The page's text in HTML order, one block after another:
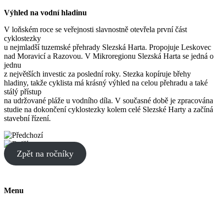
Výhled na vodní hladinu
V loňském roce se veřejnosti slavnostně otevřela první část
cyklostezky
u nejmladší tuzemské přehrady Slezská Harta. Propojuje Leskovec
nad Moravicí a Razovou. V Mikroregionu Slezská Harta se jedná o
jednu
z největších investic za poslední roky. Stezka kopíruje břehy
hladiny, takže cyklista má krásný výhled na celou přehradu a také
stálý přístup
na udržované pláže u vodního díla. V současné době je zpracována
studie na dokončení cyklostezky kolem celé Slezské Harty a začíná
stavební řízení.
Zpět na ročníky
Menu